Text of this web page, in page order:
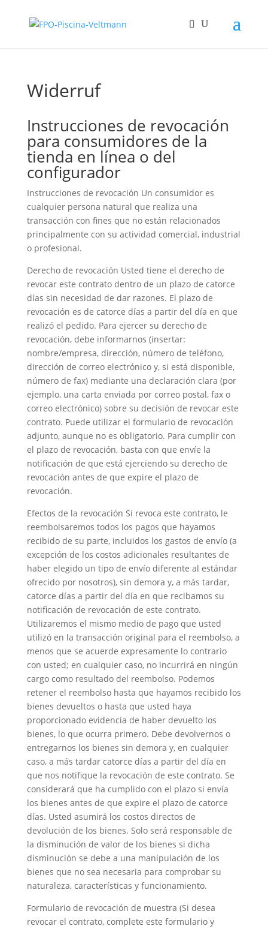
Widerruf
Instrucciones de revocación
para consumidores de la
tienda en línea o del
configurador
Instrucciones de revocación Un consumidor es
cualquier persona natural que realiza una
transacción con fines que no están relacionados
principalmente con su actividad comercial, industrial
o profesional.
Derecho de revocación Usted tiene el derecho de
revocar este contrato dentro de un plazo de catorce
días sin necesidad de dar razones. El plazo de
revocación es de catorce días a partir del día en que
realizó el pedido. Para ejercer su derecho de
revocación, debe informarnos (insertar:
nombre/empresa, dirección, número de teléfono,
dirección de correo electrónico y, si está disponible,
número de fax) mediante una declaración clara (por
ejemplo, una carta enviada por correo postal, fax o
correo electrónico) sobre su decisión de revocar este
contrato. Puede utilizar el formulario de revocación
adjunto, aunque no es obligatorio. Para cumplir con
el plazo de revocación, basta con que envíe la
notificación de que está ejerciendo su derecho de
revocación antes de que expire el plazo de
revocación.
Efectos de la revocación Si revoca este contrato, le
reembolsaremos todos los pagos que hayamos
recibido de su parte, incluidos los gastos de envío (a
excepción de los costos adicionales resultantes de
haber elegido un tipo de envío diferente al estándar
ofrecido por nosotros), sin demora y, a más tardar,
catorce días a partir del día en que recibamos su
notificación de revocación de este contrato.
Utilizaremos el mismo medio de pago que usted
utilizó en la transacción original para el reembolso, a
menos que se acuerde expresamente lo contrario
con usted; en cualquier caso, no incurrirá en ningún
cargo como resultado del reembolso. Podemos
retener el reembolso hasta que hayamos recibido los
bienes devueltos o hasta que usted haya
proporcionado evidencia de haber devuelto los
bienes, lo que ocurra primero. Debe devolvernos o
entregarnos los bienes sin demora y, en cualquier
caso, a más tardar catorce días a partir del día en
que nos notifique la revocación de este contrato. Se
considerará que ha cumplido con el plazo si envía
los bienes antes de que expire el plazo de catorce
días. Usted asumirá los costos directos de
devolución de los bienes. Solo será responsable de
la disminución de valor de los bienes si dicha
disminución se debe a una manipulación de los
bienes que no sea necesaria para comprobar su
naturaleza, características y funcionamiento.
Formulario de revocación de muestra (Si desea
revocar el contrato, complete este formulario y